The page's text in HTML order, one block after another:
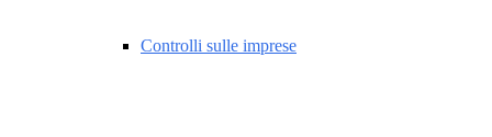
Controlli sulle imprese